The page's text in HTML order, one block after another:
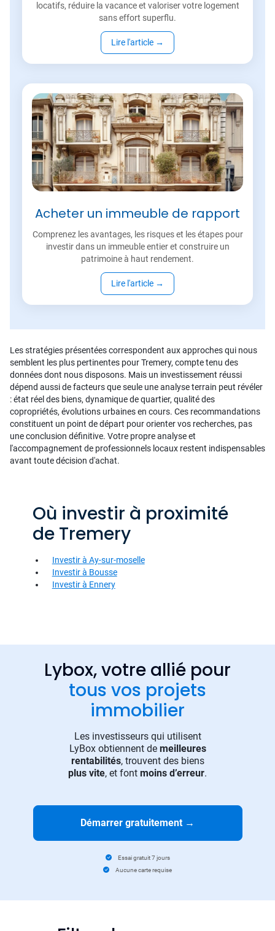
locatifs, réduire la vacance et valoriser votre logement
sans effort superflu.
Lire l'article →
Acheter un immeuble de rapport
Comprenez les avantages, les risques et les étapes pour
investir dans un immeuble entier et construire un
patrimoine à haut rendement.
Lire l'article →
Les stratégies présentées correspondent aux approches qui nous
semblent les plus pertinentes pour Tremery, compte tenu des
données dont nous disposons. Mais un investissement réussi
dépend aussi de facteurs que seule une analyse terrain peut révéler
: état réel des biens, dynamique de quartier, qualité des
copropriétés, évolutions urbaines en cours. Ces recommandations
constituent un point de départ pour orienter vos recherches, pas
une conclusion définitive. Votre propre analyse et
l'accompagnement de professionnels locaux restent indispensables
avant toute décision d'achat.
Où investir à proximité
de Tremery
Investir à Ay-sur-moselle
Investir à Bousse
Investir à Ennery
Lybox, votre allié pour
tous vos projets
immobilier
Les investisseurs qui utilisent
LyBox obtiennent de meilleures
rentabilités, trouvent des biens
plus vite, et font moins d’erreur.
Démarrer gratuitement →
Essai gratuit 7 jours
Aucune carte requise